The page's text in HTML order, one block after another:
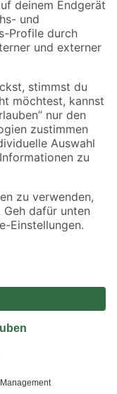
Angebote sind unter
Verfügbarkeiten beziehen
mit Speditionsversand, hier
widerrufen